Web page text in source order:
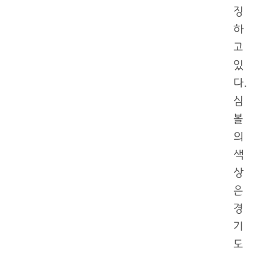
징
하
고
있
다.
심
볼
의
색
상
은
경
기
도